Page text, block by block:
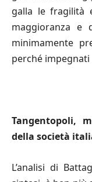
galla le fragilità
maggioranza e
minimamente
perché
Tangentopoli,
della società
L’analisi di